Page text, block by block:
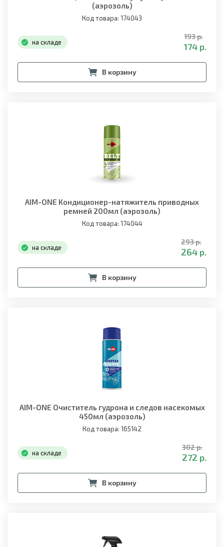
(аэрозоль)
Код товара: 174043
на складе
193 р.
174 р.
В корзину
AIM-ONE Кондиционер-натяжитель приводных
ремней 200мл (аэрозоль)
Код товара: 174044
на складе
293 р.
264 р.
В корзину
AIM-ONE Очиститель гудрона и следов насекомых
450мл (аэрозоль)
Код товара: 165142
на складе
302 р.
272 р.
В корзину